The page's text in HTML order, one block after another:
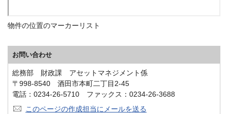
物件の位置のマーカーリスト
お問い合わせ
総務部 財政課 アセットマネジメント係
〒998-8540 酒田市本町二丁目2-45
電話：0234-26-5710 ファックス：0234-26-3688
このページの作成担当にメールを送る